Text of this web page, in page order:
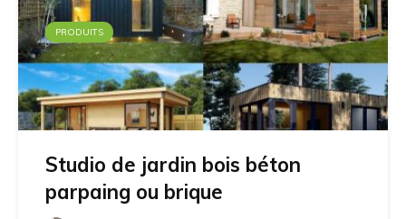
PRODUITS
Studio de jardin bois béton
parpaing ou brique